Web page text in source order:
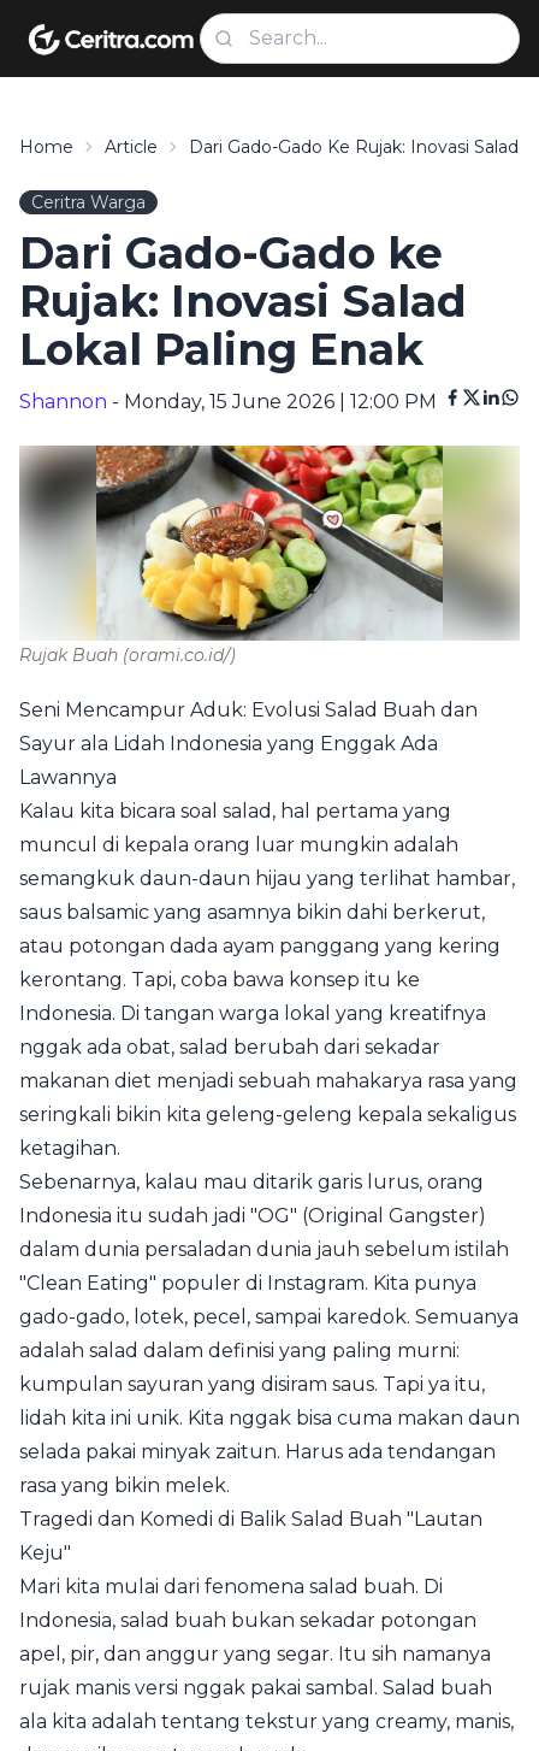
Home Article Dari Gado-Gado Ke Rujak: Inovasi Salad
Ceritra Warga
Dari Gado-Gado ke
Rujak: Inovasi Salad
Lokal Paling Enak
Shannon - Monday, 15 June 2026 | 12:00 PM
Rujak Buah (orami.co.id/)
Seni Mencampur Aduk: Evolusi Salad Buah dan
Sayur ala Lidah Indonesia yang Enggak Ada
Lawannya
Kalau kita bicara soal salad, hal pertama yang
muncul di kepala orang luar mungkin adalah
semangkuk daun-daun hijau yang terlihat hambar,
saus balsamic yang asamnya bikin dahi berkerut,
atau potongan dada ayam panggang yang kering
kerontang. Tapi, coba bawa konsep itu ke
Indonesia. Di tangan warga lokal yang kreatifnya
nggak ada obat, salad berubah dari sekadar
makanan diet menjadi sebuah mahakarya rasa yang
seringkali bikin kita geleng-geleng kepala sekaligus
ketagihan.
Sebenarnya, kalau mau ditarik garis lurus, orang
Indonesia itu sudah jadi "OG" (Original Gangster)
dalam dunia persaladan dunia jauh sebelum istilah
"Clean Eating" populer di Instagram. Kita punya
gado-gado, lotek, pecel, sampai karedok. Semuanya
adalah salad dalam definisi yang paling murni:
kumpulan sayuran yang disiram saus. Tapi ya itu,
lidah kita ini unik. Kita nggak bisa cuma makan daun
selada pakai minyak zaitun. Harus ada tendangan
rasa yang bikin melek.
Tragedi dan Komedi di Balik Salad Buah "Lautan
Keju"
Mari kita mulai dari fenomena salad buah. Di
Indonesia, salad buah bukan sekadar potongan
apel, pir, dan anggur yang segar. Itu sih namanya
rujak manis versi nggak pakai sambal. Salad buah
ala kita adalah tentang tekstur yang creamy, manis,